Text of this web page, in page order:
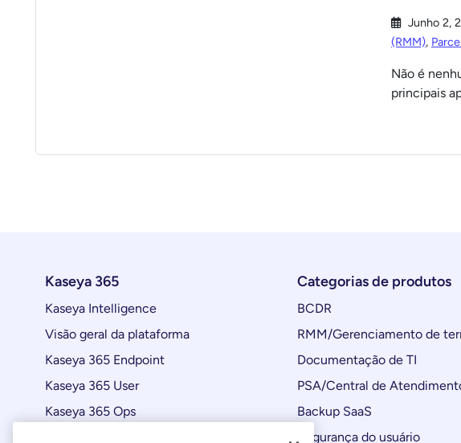
Junho 2,
(RMM),
Não é
principais
Kaseya 365
Kaseya Intelligence
Visão geral da plataforma
Kaseya 365 Endpoint
Kaseya 365 User
Kaseya 365 Ops
Categorias de produtos
BCDR
RMM/Gerenciamento de
Documentação de TI
PSA/Central de
Backup SaaS
Segurança do usuário